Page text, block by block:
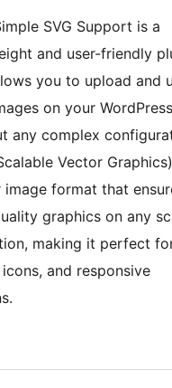
SVG Support is a
and user-friendly
you to upload and
on your
any complex
Vector
format that
graphics on any
making it perfect
and responsive